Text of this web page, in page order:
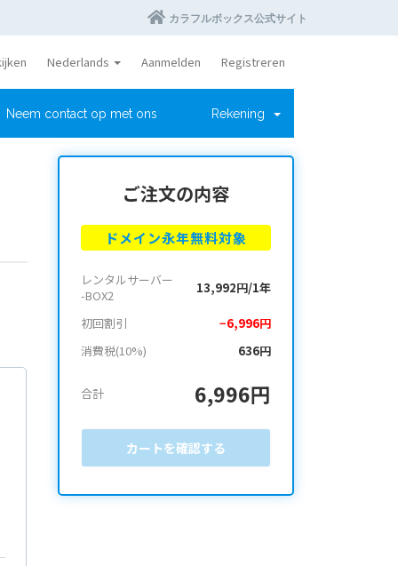
カラフルボックス公式サイト
Nederlands Aanmelden Registreren
Neem contact op met ons Rekening
ご注文の内容
ドメイン永年無料対象
レンタルサーバー
-BOX2
13,992円/1年
初回割引
−6,996円
消費税(10%)
636円
合計 6,996円
カートを確認する